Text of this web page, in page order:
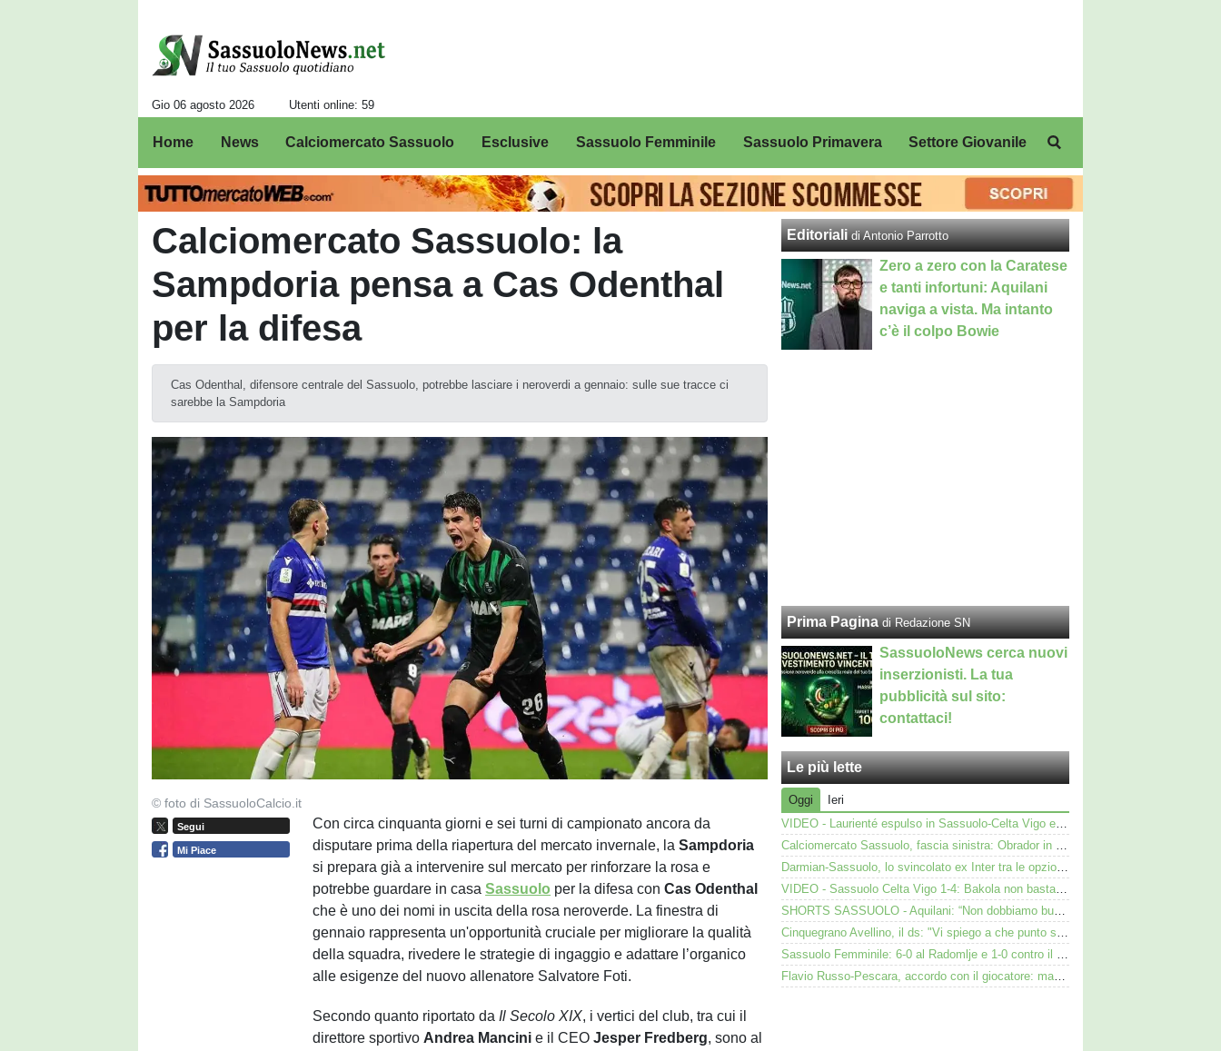
Gio 06 agosto 2026 Utenti online: 59
Home News Calciomercato Sassuolo Esclusive Sassuolo Femminile Sassuolo Primavera Settore Giovanile
Calciomercato Sassuolo: la
Sampdoria pensa a Cas Odenthal
per la difesa
Cas Odenthal, difensore centrale del Sassuolo, potrebbe lasciare i neroverdi a gennaio: sulle sue tracce ci
sarebbe la Sampdoria
© foto di SassuoloCalcio.it
Segui
Mi Piace
Con circa cinquanta giorni e sei turni di campionato ancora da
disputare prima della riapertura del mercato invernale, laSampdoria
si prepara già a intervenire sul mercato per rinforzare la rosa e
potrebbe guardare in casaSassuolo per la difesa conCas Odenthal
che è uno dei nomi in uscita della rosa neroverde. La finestra di
gennaio rappresenta un'opportunità cruciale per migliorare la qualità
della squadra, rivedere le strategie di ingaggio e adattare l’organico
alle esigenze del nuovo allenatore Salvatore Foti.
Secondo quanto riportato da Il Secolo XIX, i vertici del club, tra cui il
direttore sportivo Andrea Mancinie il CEOJesper Fredberg, sono al
Editoriali di Antonio Parrotto
Zero a zero con la Caratese
e tanti infortuni: Aquilani
naviga a vista. Ma intanto
c’è il colpo Bowie
Prima Pagina di Redazione SN
SassuoloNews cerca nuovi
inserzionisti. La tua
pubblicità sul sito:
contattaci!
Le più lette
Oggi
Ieri
VIDEO - Laurienté espulso in Sassuolo-Celta Vigo e rissa: cosa è successo
Calciomercato Sassuolo, fascia sinistra: Obrador in pole, Valeri l’alternativa
Darmian-Sassuolo, lo svincolato ex Inter tra le opzioni ma c'è il solito Cagliari
VIDEO - Sassuolo Celta Vigo 1-4: Bakola non basta. Espulso Laurienté
SHORTS SASSUOLO - Aquilani: “Non dobbiamo buttare tutto in vacca”
Cinquegrano Avellino, il ds: "Vi spiego a che punto siamo col Sassuolo"
Sassuolo Femminile: 6-0 al Radomlje e 1-0 contro il Bologna nelle prime amichevoli
Flavio Russo-Pescara, accordo con il giocatore: manca però l’intesa con il Sassuolo